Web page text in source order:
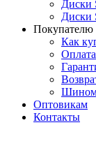
Диски
Диски
Покупателю
Как
Оптовикам
Контакты